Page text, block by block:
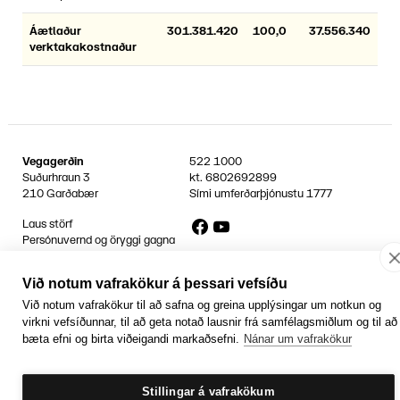
Áætlaður
verktakakostnaður
301.381.420 100,0 37.556.340
Vegagerðin
Suðurhraun 3
210 Garðabær
522 1000
kt.6802692899
Sími umferðarþjónustu1777
Laus störf
Persónuvernd og öryggi gagna
FacebookYouTube
Jafnlaunavottun
Græn Skref
Við notum vafrakökur á þessari vefsíðu
Við notum vafrakökur til að safna og greina upplýsingar um notkun og
virkni vefsíðunnar, til að geta notað lausnir frá samfélagsmiðlum og til að
bæta efni og birta viðeigandi markaðsefni. Nánar um vafrakökur
Stillingar á vafrakökum